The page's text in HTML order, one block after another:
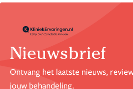
Nieuwsbrief
Ontvang het laatste nieuws,
jouw behandeling.